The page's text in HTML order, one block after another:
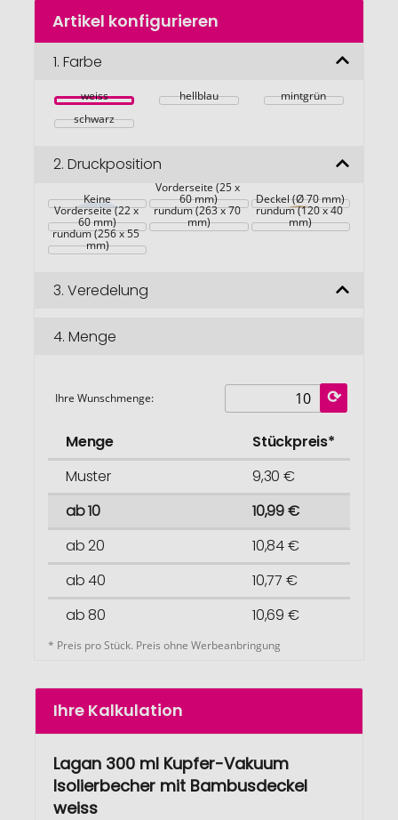
Zum
Anfang
Bildgalerie
Artikel konfigurieren
1. Farbe
weiss hellblau
mintgrün
schwarz
2. Druckposition
Keine
Vorderseite (25 x
60 mm) Deckel (Ø 70 mm)
Vorderseite (22 x
60 mm)
rundum (263 x 70
mm)
rundum (120 x 40
mm)
rundum (256 x 55
mm)
3. Veredelung
4. Menge
Ihre Wunschmenge:
Menge
Stückpreis*
Muster
9,30 €
ab 10
10,99 €
ab 20
10,84 €
ab 40
10,77 €
ab 80
10,69 €
* Preis pro Stück. Preis ohne Werbeanbringung
Ihre Kalkulation
Lagan 300 ml Kupfer-Vakuum
Isolierbecher mit Bambusdeckel
weiss